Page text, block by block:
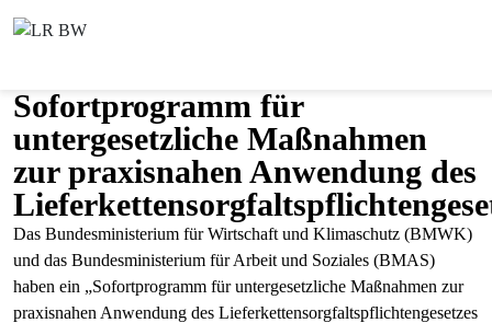
Sofortprogramm für
untergesetzliche Maßnahmen
zur praxisnahen Anwendung des
Das Bundesministerium für Wirtschaft und Klimaschutz (BMWK)
und das Bundesministerium für Arbeit und Soziales (BMAS)
haben ein „Sofortprogramm für untergesetzliche Maßnahmen zur
praxisnahen Anwendung des Lieferkettensorgfaltspflichtengesetzes